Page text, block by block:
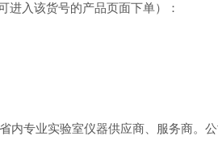
进入该货号的产品页面下单）：
内专业实验室仪器供应商、服务商。